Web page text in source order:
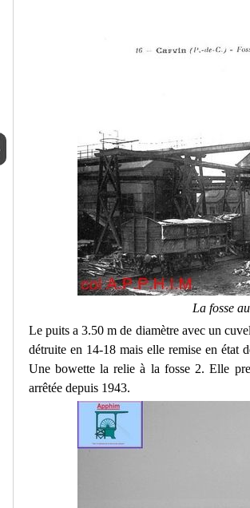
La fosse
Le puits a 3.50 m de diamètre avec un
détruite en 14-18 mais elle remise en état
Une bowette la relie à la fosse 2. Elle
arrêtée depuis 1943.